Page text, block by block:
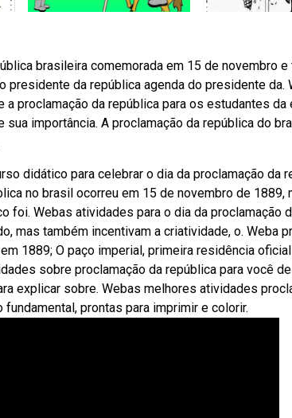
brasileira comemorada em 15 de novembro e
presidente da república agenda do presidente da.
proclamação da república para os estudantes da
importância. A proclamação da república do
didático para celebrar o dia da proclamação da
no brasil ocorreu em 15 de novembro de 1889,
Webas atividades para o dia da proclamação
mas também incentivam a criatividade, o. Weba
1889; O paço imperial, primeira residência
sobre proclamação da república para você
explicar sobre. Webas melhores atividades
prontas para imprimir e colorir.